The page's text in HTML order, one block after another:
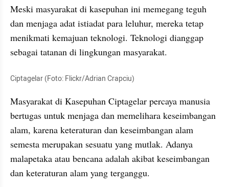
Meski masyarakat di kasepuhan ini memegang teguh
dan menjaga adat istiadat para leluhur, mereka tetap
menikmati kemajuan teknologi. Teknologi dianggap
sebagai tatanan di lingkungan masyarakat.
Ciptagelar (Foto: Flickr/Adrian Crapciu)
Masyarakat di Kasepuhan Ciptagelar percaya manusia
bertugas untuk menjaga dan memelihara keseimbangan
alam, karena keteraturan dan keseimbangan alam
semesta merupakan sesuatu yang mutlak. Adanya
malapetaka atau bencana adalah akibat keseimbangan
dan keteraturan alam yang terganggu.